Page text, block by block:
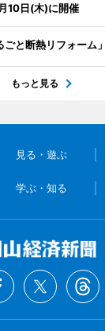
10日(木)に開催
ごと断熱リフォーム
もっと見る
見る・遊ぶ
学ぶ・知る